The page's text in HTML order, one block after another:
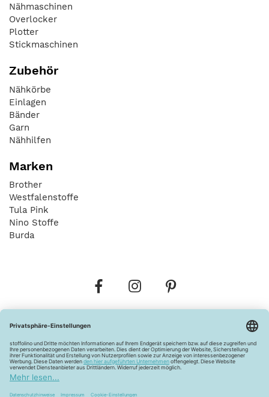
Nähmaschinen
Overlocker
Plotter
Stickmaschinen
Zubehör
Nähkörbe
Einlagen
Bänder
Garn
Nähhilfen
Marken
Brother
Westfalenstoffe
Tula Pink
Nino Stoffe
Burda
Widerrufsbelehrung Vertrag widerrufen
Barrierefreiheitserklärung